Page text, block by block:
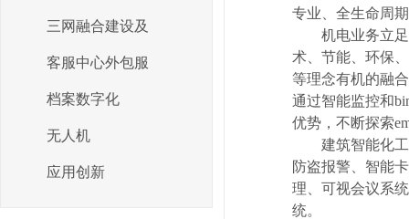
专业、全生命周
机电业务立足
术、节能、环保
等理念有机的融
通过智能监控和
优势，不断探索
建筑智能化工
防盗报警、智能
理、可视会议系
统。
三网融合建设及
客服中心外包服
档案数字化
无人机
应用创新